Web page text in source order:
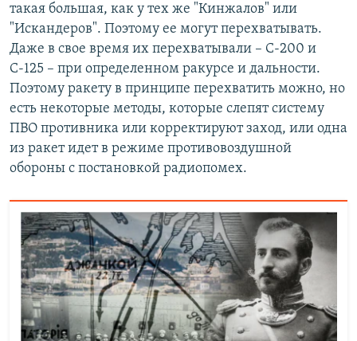
такая большая, как у тех же "Кинжалов" или
"Искандеров". Поэтому ее могут перехватывать.
Даже в свое время их перехватывали – С-200 и
С-125 – при определенном ракурсе и дальности.
Поэтому ракету в принципе перехватить можно, но
есть некоторые методы, которые слепят систему
ПВО противника или корректируют заход, или одна
из ракет идет в режиме противовоздушной
обороны с постановкой радиопомех.